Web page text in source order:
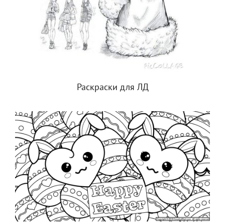
Раскраски для ЛД